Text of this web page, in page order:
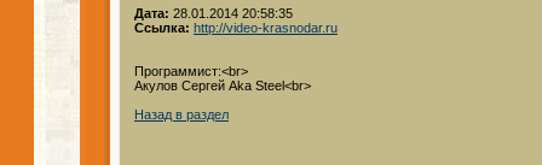
Дата: 28.01.2014 20:58:35
Ссылка: http://video-krasnodar.ru
Программист:<br>
Акулов Сергей Aka Steel<br>
Назад в раздел